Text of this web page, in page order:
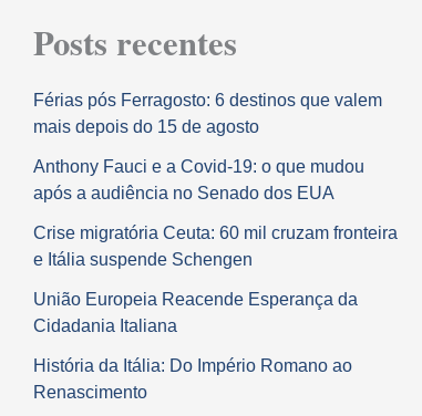
Posts recentes
Férias pós Ferragosto: 6 destinos que valem
mais depois do 15 de agosto
Anthony Fauci e a Covid-19: o que mudou
após a audiência no Senado dos EUA
Crise migratória Ceuta: 60 mil cruzam fronteira
e Itália suspende Schengen
União Europeia Reacende Esperança da
Cidadania Italiana
História da Itália: Do Império Romano ao
Renascimento